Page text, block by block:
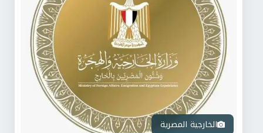
الخارجية المصرية